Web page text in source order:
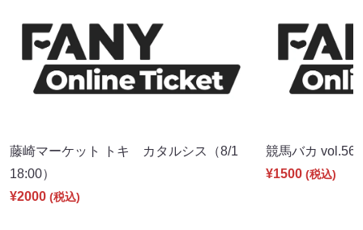
藤崎マーケット トキ カタルシス（8/1
18:00）
¥2000 (税込)
競馬バカ
¥1500 (税込)